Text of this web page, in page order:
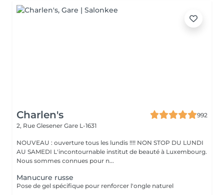
Charlen's
992
2, Rue Glesener Gare L-1631
NOUVEAU : ouverture tous les lundis !!!! NON STOP DU LUNDI
AU SAMEDI L'incontournable institut de beauté à Luxembourg.
Nous sommes connues pour n...
Manucure russe
Pose de gel spécifique pour renforcer l'ongle naturel